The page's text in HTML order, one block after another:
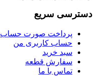
دسترسی سریع
پرداخت صورت حساب
حساب کاربری من
سبد خرید
سفارش قطعه
تماس با ما